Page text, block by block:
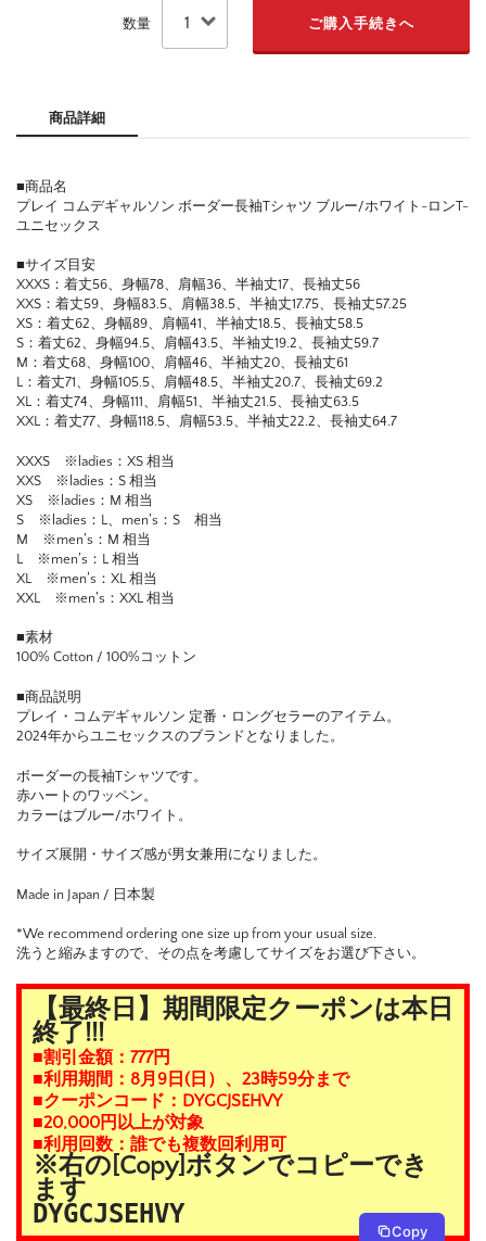
数量
商品詳細
■商品名
プレイ コムデギャルソン ボーダー長袖Tシャツ ブルー/ホワイト-ロンT-
ユニセックス
■サイズ目安
XXXS：着丈56、身幅78、肩幅36、半袖丈17、長袖丈56
XXS：着丈59、身幅83.5、肩幅38.5、半袖丈17.75、長袖丈57.25
XS：着丈62、身幅89、肩幅41、半袖丈18.5、長袖丈58.5
S：着丈62、身幅94.5、肩幅43.5、半袖丈19.2、長袖丈59.7
M：着丈68、身幅100、肩幅46、半袖丈20、長袖丈61
L：着丈71、身幅105.5、肩幅48.5、半袖丈20.7、長袖丈69.2
XL：着丈74、身幅111、肩幅51、半袖丈21.5、長袖丈63.5
XXL：着丈77、身幅118.5、肩幅53.5、半袖丈22.2、長袖丈64.7
XXXS ※ladies：XS 相当
XXS ※ladies：S 相当
XS ※ladies：M 相当
S ※ladies：L、men’s：S 相当
M ※men’s：M 相当
L ※men’s：L 相当
XL ※men’s：XL 相当
XXL ※men’s：XXL 相当
■素材
100% Cotton / 100%コットン
■商品説明
プレイ・コムデギャルソン 定番・ロングセラーのアイテム。
2024年からユニセックスのブランドとなりました。
ボーダーの長袖Tシャツです。
赤ハートのワッペン。
カラーはブルー/ホワイト。
サイズ展開・サイズ感が男女兼用になりました。
Made in Japan / 日本製
*We recommend ordering one size up from your usual size.
洗うと縮みますので、その点を考慮してサイズをお選び下さい。
【最終日】期間限定クーポンは本日
終了!!!
■割引金額：777円
■利用期間：8月9日(日）、23時59分まで
■クーポンコード：DYGCJSEHVY
■20,000円以上が対象
■利用回数：誰でも複数回利用可
※右の[Copy]ボタンでコピーでき
ます
DYGCJSEHVY
Copy